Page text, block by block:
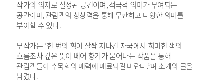
작가의 의지로 설정된 공간이며,적극적 의미가 부여되는
공간이며,관람객의 상상력을 통해 무한하고 다양한 의미를
부여할 수 있다.
부작가는“한 번의 획이 살짝 지나간 자국에서 희미한 색의
흐름조차 깊은 뜻이 베어 향기가 묻어나는 작품을 통해
관람객들이 수묵화의 매력에 매료되길 바란다.”며 소개의 글을
남겼다.